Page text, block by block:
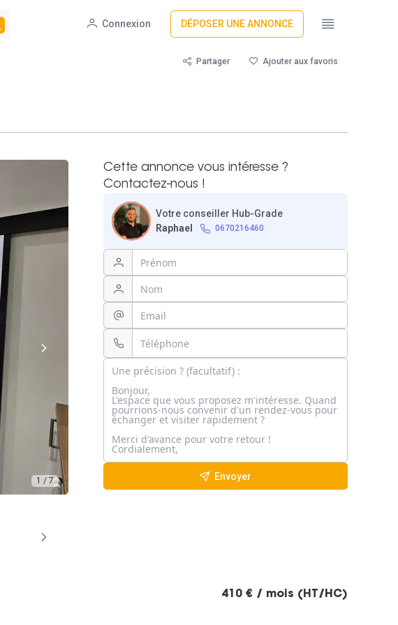
Connexion DÉPOSER UNE ANNONCE
Partager Ajouter aux favoris
1 / 7
Cette annonce vous intéresse ?
Contactez-nous !
Votre conseiller Hub-Grade
Raphael
0670216460
Envoyer
410 € / mois (HT/HC)